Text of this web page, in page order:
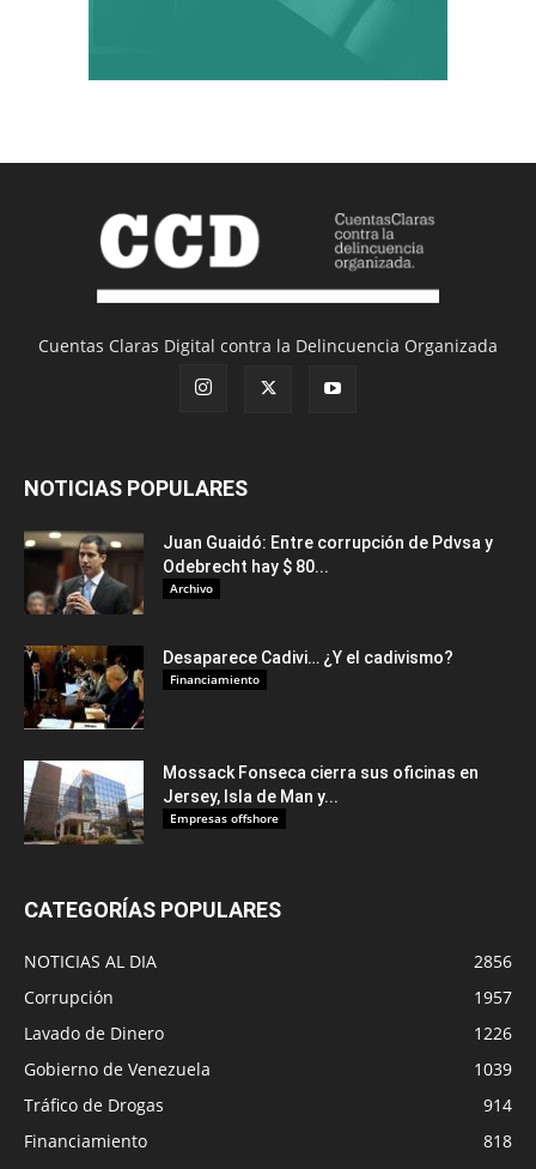
Cuentas Claras Digital contra la Delincuencia Organizada
NOTICIAS POPULARES
Juan Guaidó: Entre corrupción de Pdvsa y
Odebrecht hay $ 80...
Archivo
Desaparece Cadivi… ¿Y el cadivismo?
Financiamiento
Mossack Fonseca cierra sus oficinas en
Jersey, Isla de Man y...
Empresas offshore
CATEGORÍAS POPULARES
NOTICIAS AL DIA
2856
Corrupción
1957
Lavado de Dinero
1226
Gobierno de Venezuela
1039
Tráfico de Drogas
914
Financiamiento
818